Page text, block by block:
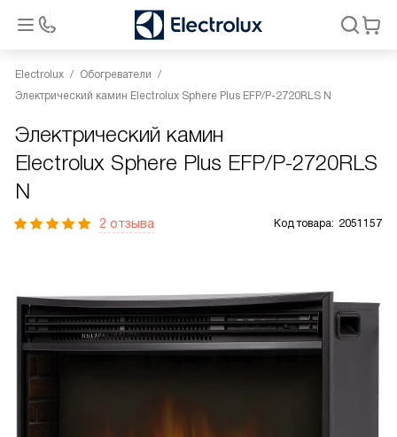
Electrolux
Обогреватели
Электрический камин Electrolux Sphere Plus EFP/P-2720RLS N
Электрический камин
Electrolux Sphere Plus EFP/P-2720RLS
N
2 отзыва Код товара: 2051157